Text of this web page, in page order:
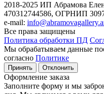
2018-2025 ИП Абрамова
470312744586, ОГРНИП
e-mail:
Все права защищены
Политика обработки ПД
Мы обрабатываем данные
согласно Политике
Принять Отклонить
Оформление заказа
Заполните форму и мы